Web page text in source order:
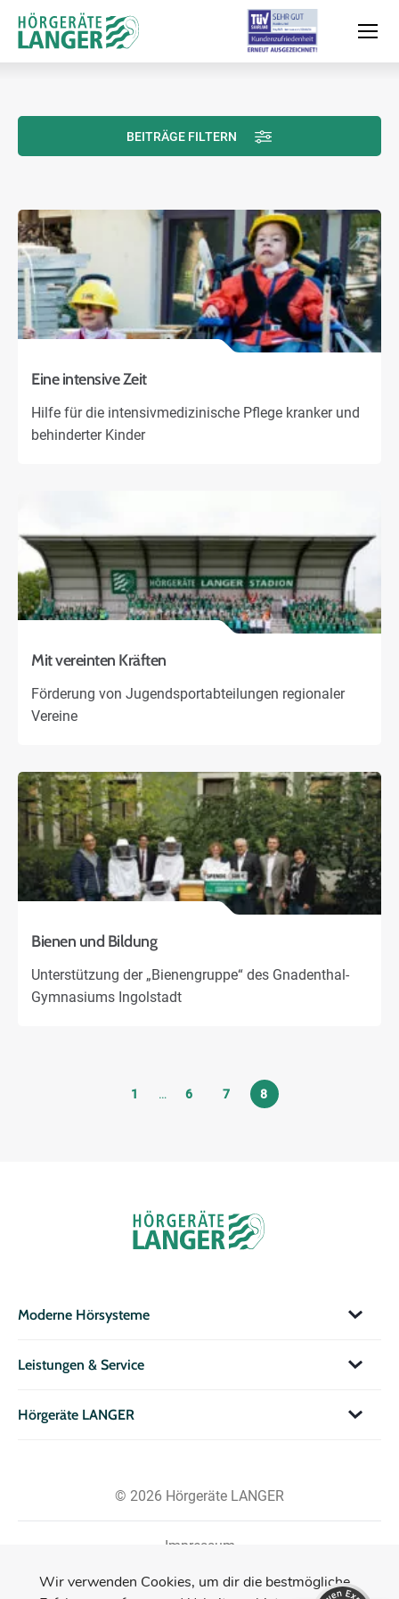
Moderne Hörsysteme
Hörtest
Leistungen & Service
Filialen und Termin
BEITRÄGE FILTERN
Eine intensive Zeit
Hilfe für die intensivmedizinische Pflege kranker und
behinderter Kinder
Mit vereinten Kräften
Förderung von Jugendsportabteilungen regionaler
Vereine
Bienen und Bildung
Unterstützung der „Bienengruppe“ des Gnadenthal-
Gymnasiums Ingolstadt
1 … 6 7 8
Moderne Hörsysteme
Leistungen & Service
Hörgeräte LANGER
© 2026 Hörgeräte LANGER
Impressum
Datenschutzerklärung
Wir verwenden Cookies, um dir die bestmögliche
Kundenbewertungen und Erfahrungen zu
Hörgeräte LANGER GmbH & Co. KG